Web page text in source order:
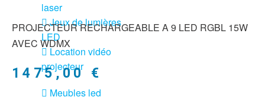
laser
Jeux de lumières
LED
Location vidéo
projecteur
Meubles led
PROJECTEUR RECHARGEABLE A 9 LED RGBL 15W
AVEC WDMX
1475,00 €